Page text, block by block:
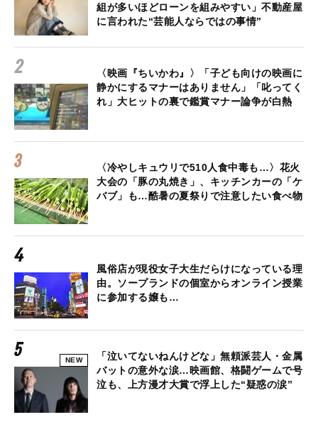
組が多いほどローンを組みやすい」不動産屋
に言われた“芸能人ならではの事情”
〈映画『ちいかわ』〉「子ども向けの映画に
静かにするマナーはありません」「叱ってく
れ」大ヒットの裏で鑑賞マナー論争が白熱
〈冷やしキュウリで510人食中毒も…〉花火
大会の「豚の丸焼き」、キッチンカーの「ケ
バブ」も…酷暑の夏祭りで注意したい食べ物
風俗店が現役女子大生だらけになっている理
由。ソープランドの個室からオンライン授業
に参加する嬢も…
NEW
「泣いてないねんけどな」無頼派芸人・金属
バットの意外な涙…映画館、格闘ゲームで号
泣も、上方漫才大賞で浮上した“疑惑の涙”